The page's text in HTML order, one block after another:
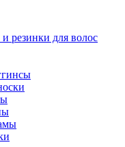
и резинки для волос